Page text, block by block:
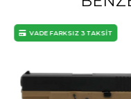
VADE FARKSIZ 3 TAKSİT